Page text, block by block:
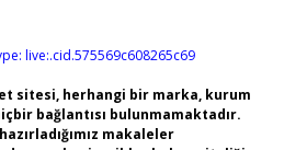
live:.cid.575569c608265c69
sitesi, herhangi bir marka, kurum
bağlantısı bulunmamaktadır.
makaleler